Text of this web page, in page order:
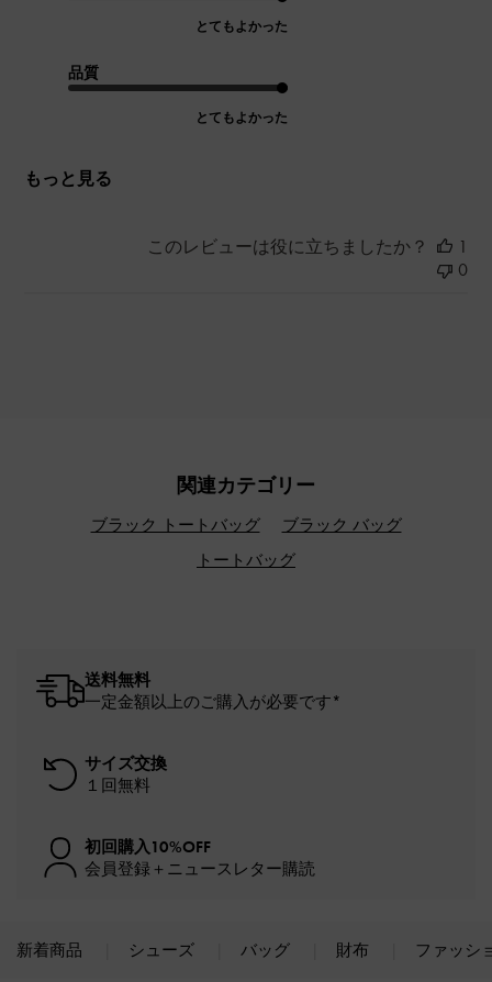
とてもよかった
品質
とてもよかった
もっと見る
このレビューは役に立ちましたか？
1
0
関連カテゴリー
ブラック トートバッグ
ブラック バッグ
トートバッグ
送料無料
一定金額以上のご購入が必要です*
サイズ交換
１回無料
初回購入10%OFF
会員登録＋ニュースレター購読
新着商品 シューズ バッグ 財布 ファッシ